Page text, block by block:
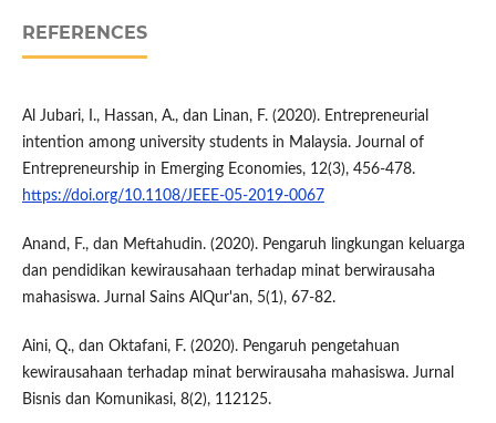
REFERENCES
Al Jubari, I., Hassan, A., dan Linan, F. (2020). Entrepreneurial
intention among university students in Malaysia. Journal of
Entrepreneurship in Emerging Economies, 12(3), 456-478.
https://doi.org/10.1108/JEEE-05-2019-0067
Anand, F., dan Meftahudin. (2020). Pengaruh lingkungan keluarga
dan pendidikan kewirausahaan terhadap minat berwirausaha
mahasiswa. Jurnal Sains AlQur'an, 5(1), 67-82.
Aini, Q., dan Oktafani, F. (2020). Pengaruh pengetahuan
kewirausahaan terhadap minat berwirausaha mahasiswa. Jurnal
Bisnis dan Komunikasi, 8(2), 112125.